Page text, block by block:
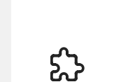
Много